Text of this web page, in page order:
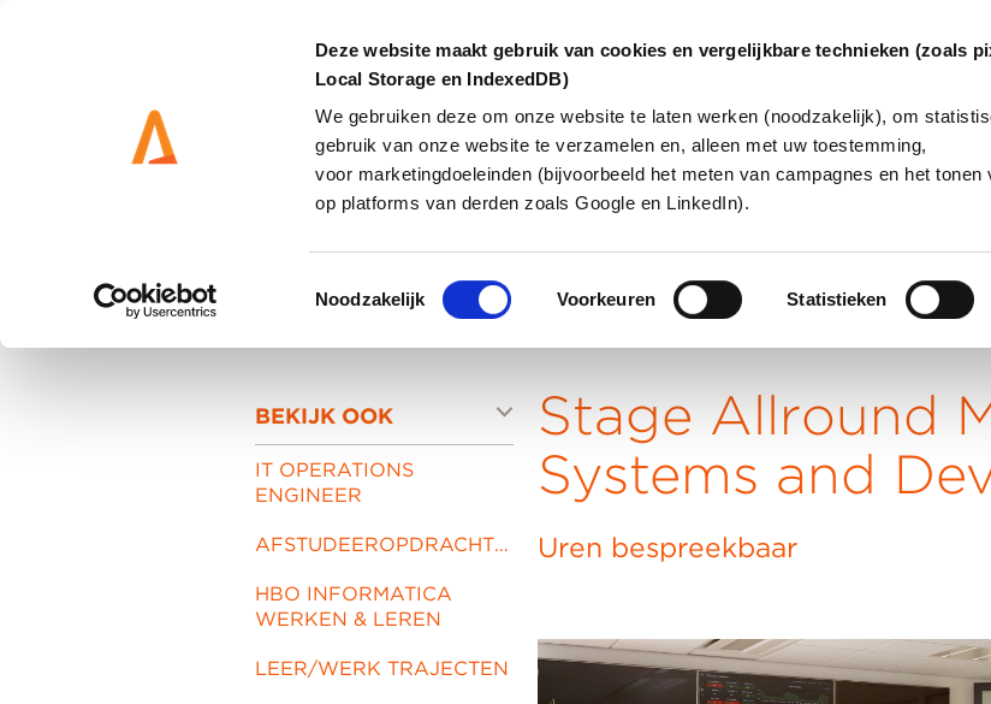
Deze website maakt gebruik van cookies en vergelijkbare technieken (zoals
Local Storage en IndexedDB)
We gebruiken deze om onze website te laten werken (noodzakelijk), om
gebruik van onze website te verzamelen en, alleen met uw toestemming,
voor marketingdoeleinden (bijvoorbeeld het meten van campagnes en het tonen
op platforms van derden zoals Google en LinkedIn).
Toestemmingsselectie
Noodzakelijk Voorkeuren Statistieken
DIENSTEN OPLOSSINGEN OVER ONS
Stage Allround Medewerker IT Systems and Devices
BEKIJK OOK
IT OPERATIONS
ENGINEER
AFSTUDEEROPDRACHTEN
HBO INFORMATICA
WERKEN & LEREN
LEER/WERK TRAJECTEN
Stage Allround
Systems and
Uren bespreekbaar